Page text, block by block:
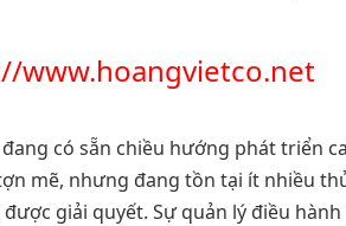
www.hoangvietco.net
có sẵn chiều hướng phát triển
mẽ, nhưng đang tồn tại ít nhiều
giải quyết. Sự quản lý điều hành